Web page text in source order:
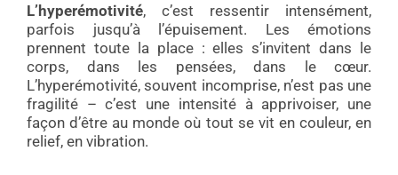
L’hyperémotivité, c’est ressentir intensément,
parfois jusqu’à l’épuisement. Les émotions
prennent toute la place : elles s’invitent dans le
corps, dans les pensées, dans le cœur.
L’hyperémotivité, souvent incomprise, n’est pas une
fragilité – c’est une intensité à apprivoiser, une
façon d’être au monde où tout se vit en couleur, en
relief, en vibration.